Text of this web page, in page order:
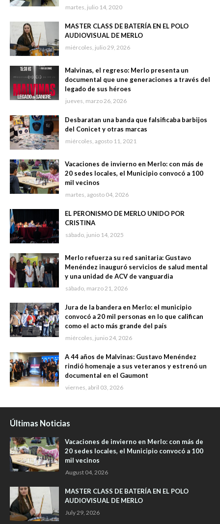
martes, julio 14, 2020
MASTER CLASS DE BATERÍA EN EL POLO
AUDIOVISUAL DE MERLO
miércoles, julio 29, 2026
Malvinas, el regreso: Merlo presenta un
documental que une generaciones a través del
legado de sus héroes
jueves, marzo 26, 2026
Desbaratan una banda que falsificaba barbijos
del Conicet y otras marcas
miércoles, agosto 11, 2021
Vacaciones de invierno en Merlo: con más de
20 sedes locales, el Municipio convocó a 100
mil vecinos
martes, agosto 04, 2026
EL PERONISMO DE MERLO UNIDO POR
CRISTINA
sábado, junio 14, 2025
Merlo refuerza su red sanitaria: Gustavo
Menéndez inauguró servicios de salud mental
y una unidad de ACV de vanguardia
sábado, marzo 21, 2026
Jura de la bandera en Merlo: el municipio
convocó a 20 mil personas en lo que califican
como el acto más grande del país
miércoles, junio 24, 2026
A 44 años de Malvinas: Gustavo Menéndez
rindió homenaje a sus veteranos y estrenó un
documental en el Gaumont
viernes, abril 03, 2026
Últimas Noticias
Vacaciones de invierno en Merlo: con más de
20 sedes locales, el Municipio convocó a 100
mil vecinos
August 04, 2026
MASTER CLASS DE BATERÍA EN EL POLO
AUDIOVISUAL DE MERLO
July 29, 2026